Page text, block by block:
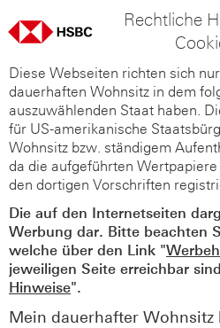
Rechtliche
Diese Webseiten richten sich
dauerhaften Wohnsitz in dem
auszuwählenden Staat haben.
für US-amerikanische
Wohnsitz bzw. ständigem
da die aufgeführten
den dortigen Vorschriften
Die auf den Internetseiten
Werbung dar. Bitte beachten
welche über den Link "
jeweiligen Seite erreichbar
Hinweise".
Mein dauerhafter